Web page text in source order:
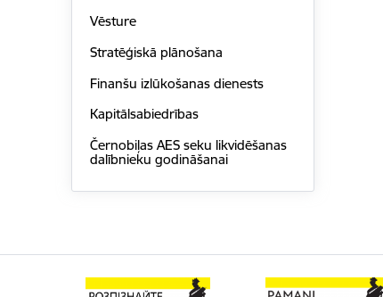
Vēsture
Stratēģiskā plānošana
Finanšu izlūkošanas dienests
Kapitālsabiedrības
Černobiļas AES seku likvidēšanas
dalībnieku godināšanai